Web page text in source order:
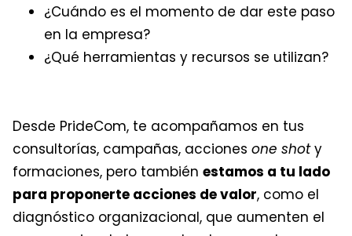
¿Cuándo es el momento de dar este paso
en la empresa?
¿Qué herramientas y recursos se utilizan?
Desde PrideCom, te acompañamos en tus
consultorías, campañas, acciones one shoty
formaciones, pero también estamos a tu lado
para proponerte acciones de valor, como el
diagnóstico organizacional, que aumenten el